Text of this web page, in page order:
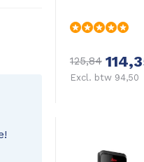
125,84
Excl. btw 94,50